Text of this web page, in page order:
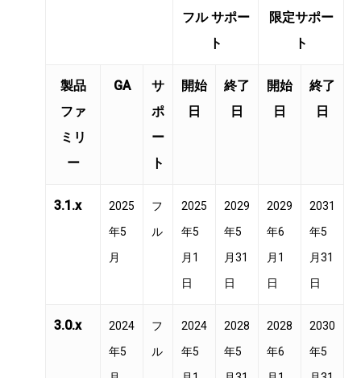
フル サポー
ト
限定サポー
ト
製品
ファ
ミリ
ー
GA
サ
ポ
ー
ト
開始
日
終了
日
開始
日
終了
日
3.1.x
2025
年5
月
フ
ル
2025
年5
月1
日
2029
年5
月31
日
2029
年6
月1
日
2031
年5
月31
日
3.0.x
2024
年5
フ
ル
2024
年5
2028
年5
2028
年6
2030
年5